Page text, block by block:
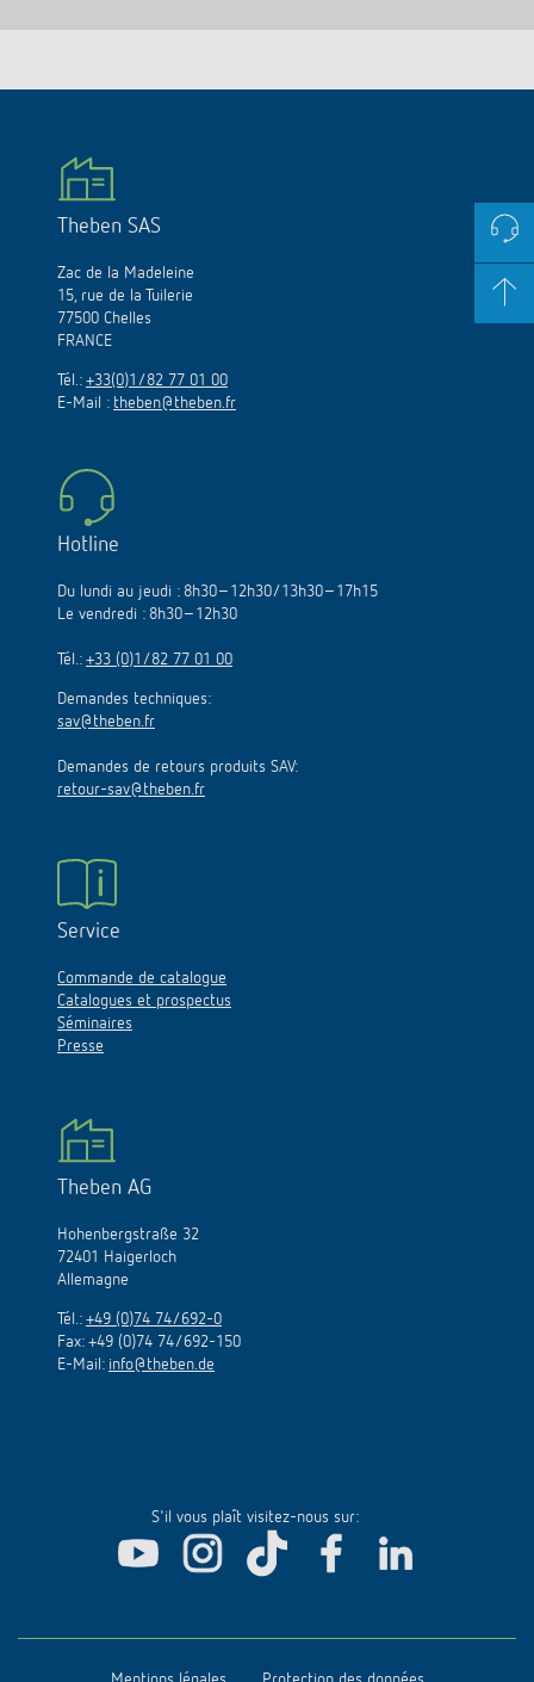
Theben SAS
Zac de la Madeleine
15, rue de la Tuilerie
77500 Chelles
FRANCE
Tél.: +33(0)1/82 77 01 00
E-Mail : theben@theben.fr
Hotline
Du lundi au jeudi : 8h30–12h30/13h30–17h15
Le vendredi : 8h30–12h30
Tél.: +33 (0)1/82 77 01 00
Demandes techniques:
sav@theben.fr
Demandes de retours produits SAV:
retour-sav@theben.fr
Service
Commande de catalogue
Catalogues et prospectus
Séminaires
Presse
Theben AG
Hohenbergstraße 32
72401 Haigerloch
Allemagne
Tél.: +49 (0)74 74/692-0
Fax: +49 (0)74 74/692-150
E-Mail: info@theben.de
S'il vous plaît visitez-nous sur: